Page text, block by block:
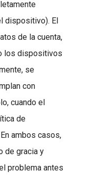
dispositivo). El
de la cuenta,
los dispositivos
se
con
cuando el
de
ambos casos,
de gracia y
problema antes